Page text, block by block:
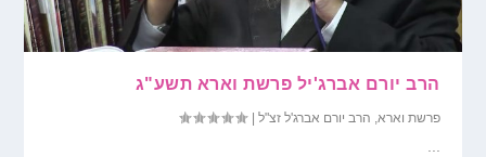
הרב יורם אברג'יל פרשת וארא תשע"ג
פרשת וארא, הרב יורם אברג'ל זצ"ל |
...